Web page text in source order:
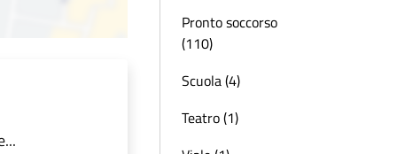
Pronto soccorso
(110)
Scuola (4)
Teatro (1)